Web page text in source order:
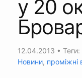
у 20
12.04.2013 • Теги:
Новини, проміжні